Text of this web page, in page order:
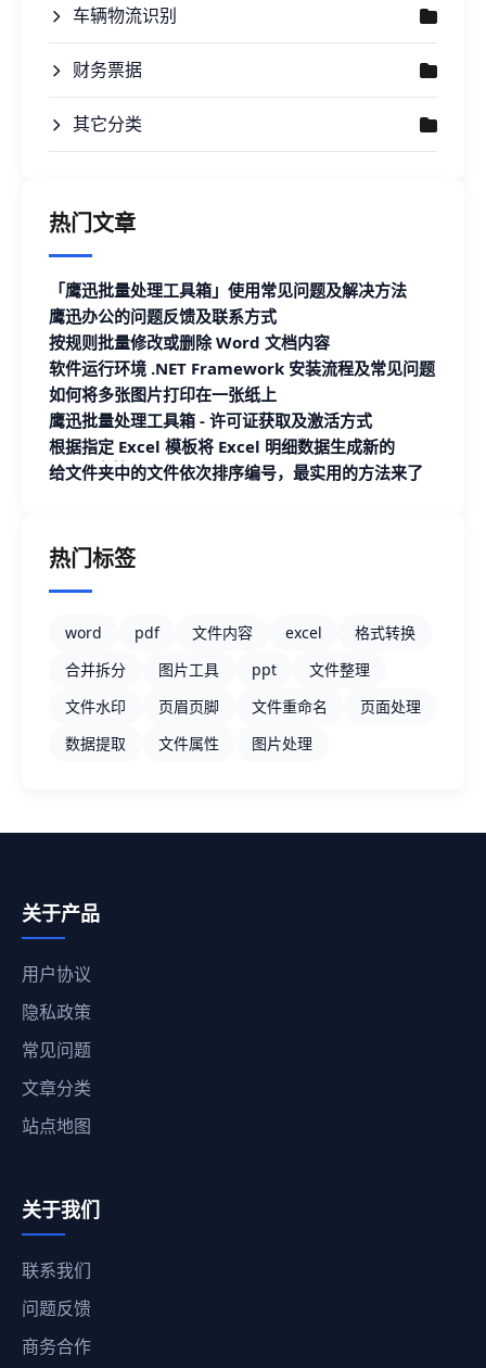
车辆物流识别
财务票据
其它分类
热门文章
「鹰迅批量处理工具箱」使用常见问题及解决方法
鹰迅办公的问题反馈及联系方式
按规则批量修改或删除 Word 文档内容
软件运行环境 .NET Framework 安装流程及常见问题
如何将多张图片打印在一张纸上
鹰迅批量处理工具箱 - 许可证获取及激活方式
根据指定 Excel 模板将 Excel 明细数据生成新的
Excel 文档
给文件夹中的文件依次排序编号，最实用的方法来了
热门标签
word pdf 文件内容 excel
格式转换
合并拆分
图片工具 ppt
文件整理
文件水印
页眉页脚 文件重命名
页面处理
数据提取
文件属性 图片处理
关于产品
用户协议
隐私政策
常见问题
文章分类
站点地图
关于我们
联系我们
问题反馈
商务合作